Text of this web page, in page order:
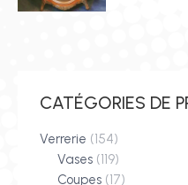
CATÉGORIES DE
Verrerie (154)
Vases (119)
Coupes (17)